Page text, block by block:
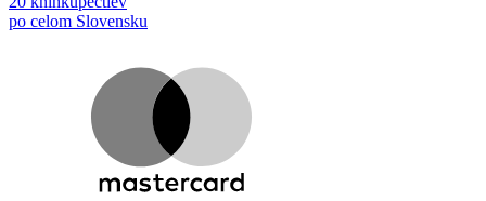
po celom Slovensku